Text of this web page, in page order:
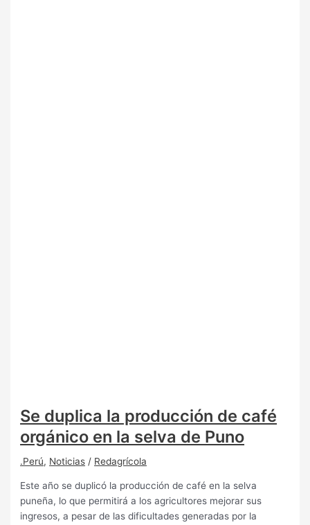
Se duplica la producción de café
orgánico en la selva de Puno
.Perú, Noticias / Redagrícola
Este año se duplicó la producción de café en la selva
puneña, lo que permitirá a los agricultores mejorar sus
ingresos, a pesar de las dificultades generadas por la